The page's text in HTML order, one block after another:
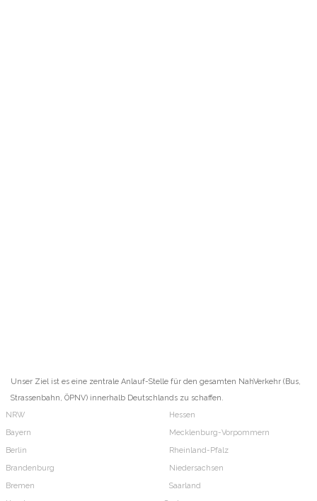
Unser Ziel ist es eine zentrale Anlauf-Stelle für den gesamten NahVerkehr (Bus,
Strassenbahn, ÖPNV) innerhalb Deutschlands zu schaffen.
NRW
Bayern
Berlin
Brandenburg
Bremen
Hessen
Mecklenburg-Vorpommern
Rheinland-Pfalz
Niedersachsen
Saarland